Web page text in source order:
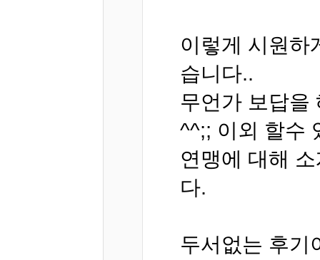
이렇게 시원하
습니다..
무언가 보답을
^^;; 이외 할수
연맹에 대해
다.
두서없는 후기